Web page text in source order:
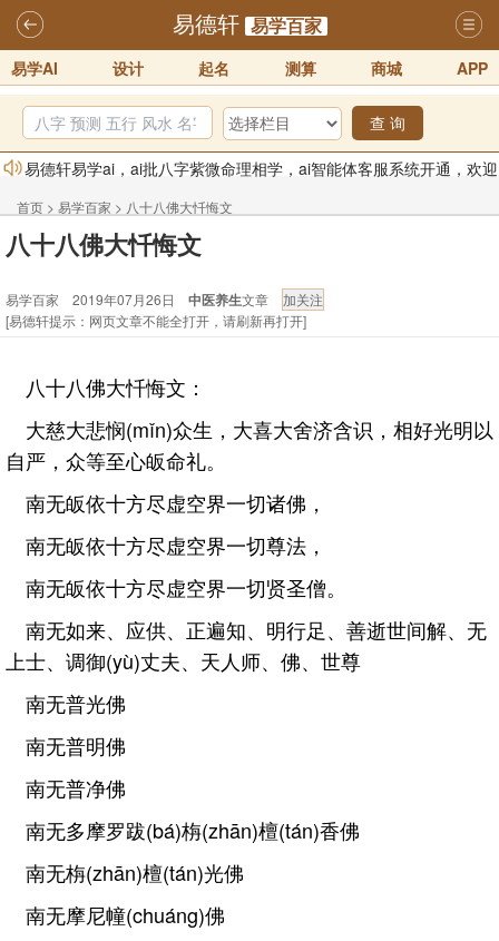
易德轩 易学百家
易学AI 设计 起名 测算 商城 APP
查 询
易德轩易学ai，ai批八字紫微命理相学，ai智能体客服系统开通，欢迎
体验！！
2025-07-01
易德轩网重构及升能完成，欢迎大家来体验新程序及感觉！！
2026年化太岁锦囊属马、鼠、牛、龙、兔、狗、鸡生肖化太岁开始预
订！！
2025-10-01
易德轩首席风水大师铁笔居士简介！！
易德轩通告：本网站易德轩商标及LOGO注册声明
2021-9-7
首页 > 易学百家 > 八十八佛大忏悔文
八十八佛大忏悔文
易学百家 2019年07月26日 中医养生文章
[易德轩提示：网页文章不能全打开，请刷新再打开]
八十八佛大忏悔文：
大慈大悲悯(mǐn)众生，大喜大舍济含识，相好光明以
自严，众等至心皈命礼。
南无皈依十方尽虚空界一切诸佛，
南无皈依十方尽虚空界一切尊法，
南无皈依十方尽虚空界一切贤圣僧。
南无如来、应供、正遍知、明行足、善逝世间解、无
上士、调御(yù)丈夫、天人师、佛、世尊
南无普光佛
南无普明佛
南无普净佛
南无多摩罗跋(bá)栴(zhān)檀(tán)香佛
南无栴(zhān)檀(tán)光佛
南无摩尼幢(chuáng)佛